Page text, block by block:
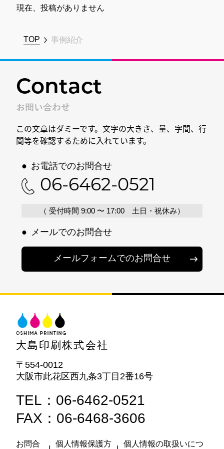
現在、投稿がありません
TOP 事例紹介
Contact
お問い合わせ
この文章はダミーです。文字の大きさ、量、字間、行
間等を確認するために入れています。
● お電話でのお問合せ
06-6462-0521
（ 受付時間 9:00 〜 17:00 土日・祝休み）
● メールでのお問合せ
メールフォームでのお問合せ
大島印刷株式会社
〒554-0012
大阪市此花区西九条3丁目2番16号
TEL：06-6462-0521
FAX：06-6468-3606
お問合 個人情報保護方 個人情報の取扱いにつ